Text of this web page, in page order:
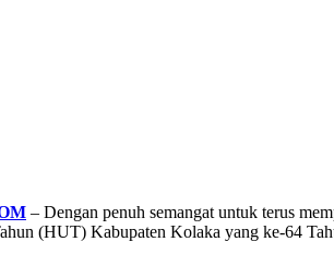
– Dengan penuh semangat untuk terus
(HUT) Kabupaten Kolaka yang ke-64